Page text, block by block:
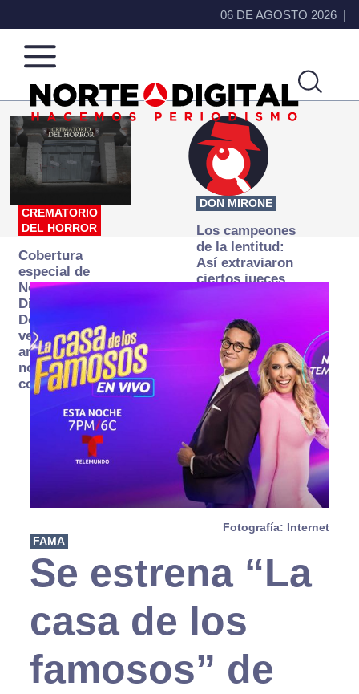
06 DE AGOSTO 2026
Norte
de
Ciudad
Más
que
noticias,
hacemos periodismo
CREMATORIO
DEL HORROR
Cobertura
especial de
Norte
Digital:
Donde la
verdad
arde… pero
no se
consume
DON MIRONE
Los campeones
de la lentitud:
Así extraviaron
ciertos jueces
Fotografía: Internet
FAMA
Se estrena “La
casa de los
famosos” de